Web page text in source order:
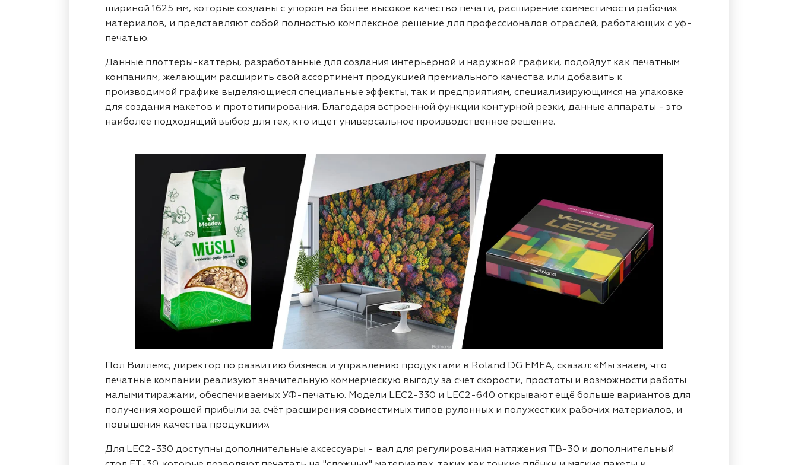
шириной 1625 мм, которые созданы с упором на более высокое качество печати, расширение совместимости рабочих
материалов, и представляют собой полностью комплексное решение для профессионалов отраслей, работающих с уф-
печатью.
Данные плоттеры-каттеры, разработанные для создания интерьерной и наружной графики, подойдут как печатным
компаниям, желающим расширить свой ассортимент продукцией премиального качества или добавить к
производимой графике выделяющиеся специальные эффекты, так и предприятиям, специализирующимся на упаковке
для создания макетов и прототипирования. Благодаря встроенной функции контурной резки, данные аппараты - это
наиболее подходящий выбор для тех, кто ищет универсальное производственное решение.
Пол Виллемс, директор по развитию бизнеса и управлению продуктами в Roland DG EMEA, сказал: «Мы знаем, что
печатные компании реализуют значительную коммерческую выгоду за счёт скорости, простоты и возможности работы
малыми тиражами, обеспечиваемых УФ-печатью. Модели LEC2-330 и LEC2-640 открывают ещё больше вариантов для
получения хорошей прибыли за счёт расширения совместимых типов рулонных и полужестких рабочих материалов, и
повышения качества продукции».
Для LEC2-330 доступны дополнительные аксессуары - вал для регулирования натяжения TB-30 и дополнительный